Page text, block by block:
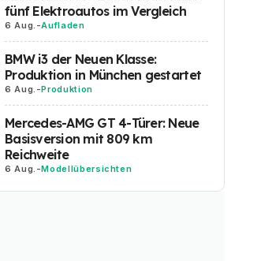
fünf Elektroautos im Vergleich
6 Aug. -Aufladen
BMW i3 der Neuen Klasse:
Produktion in München gestartet
6 Aug. -Produktion
Mercedes-AMG GT 4-Türer: Neue
Basisversion mit 809 km
Reichweite
6 Aug. -Modellübersichten